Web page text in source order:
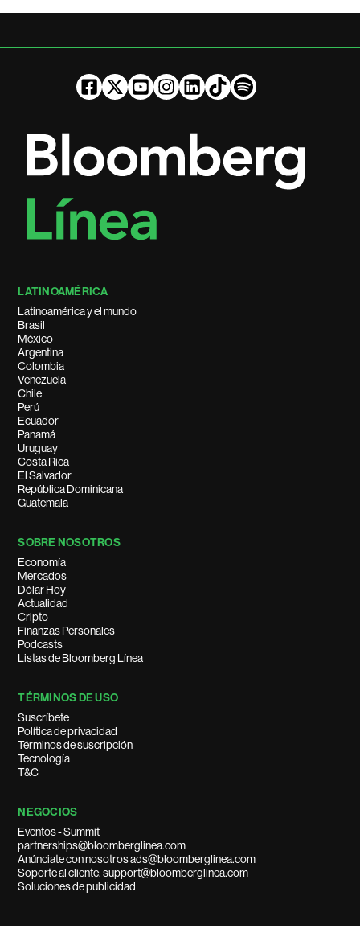
LATINOAMÉRICA
Latinoamérica y el mundo
Brasil
México
Argentina
Colombia
Venezuela
Chile
Perú
Ecuador
Panamá
Uruguay
Costa Rica
El Salvador
República Dominicana
Guatemala
SOBRE NOSOTROS
Economía
Mercados
Dólar Hoy
Actualidad
Cripto
Finanzas Personales
Podcasts
Listas de Bloomberg Línea
TÉRMINOS DE USO
Suscríbete
Política de privacidad
Términos de suscripción
Tecnología
T&C
NEGOCIOS
Eventos - Summit
partnerships@bloomberglinea.com
Anúnciate con nosotros ads@bloomberglinea.com
Soporte al cliente: support@bloomberglinea.com
Soluciones de publicidad